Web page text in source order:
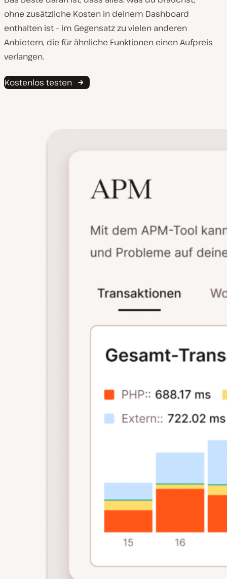
ohne zusätzliche Kosten in deinem Dashboard
enthalten ist – im Gegensatz zu vielen anderen
Anbietern, die für ähnliche Funktionen einen Aufpreis
verlangen.
Kostenlos testen